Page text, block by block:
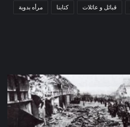
قبائل و عائلات كتابنا مرأه بدوية